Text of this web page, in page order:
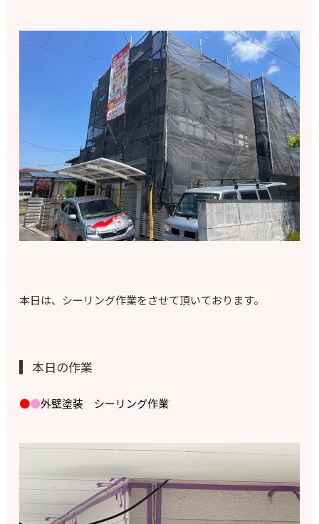
本日は、シーリング作業をさせて頂いております。
本日の作業
●●外壁塗装 シーリング作業